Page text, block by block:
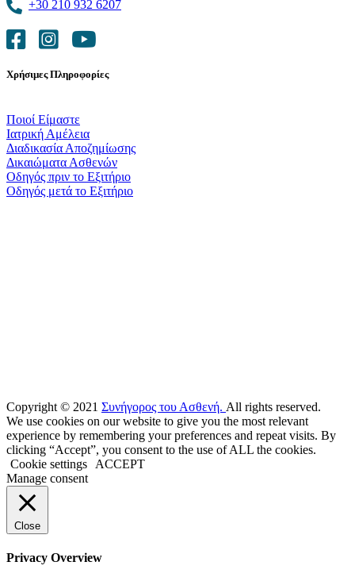
+30 210 932 6207
Χρήσιμες Πληροφορίες
Ποιοί Είμαστε
Ιατρική Αμέλεια
Διαδικασία Αποζημίωσης
Δικαιώματα Ασθενών
Οδηγός πριν το Εξιτήριο
Οδηγός μετά το Εξιτήριο
Copyright © 2021 Συνήγορος του Ασθενή. All rights reserved.
We use cookies on our website to give you the most relevant
experience by remembering your preferences and repeat visits. By
clicking “Accept”, you consent to the use of ALL the cookies.
Cookie settings
ACCEPT
Manage consent
Close
Privacy Overview